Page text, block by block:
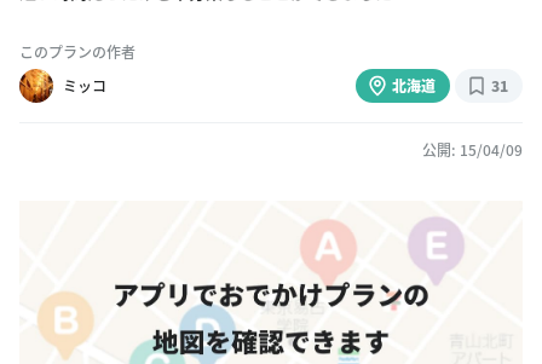
このプランの作者
ミッコ
北海道 31
公開: 15/04/09